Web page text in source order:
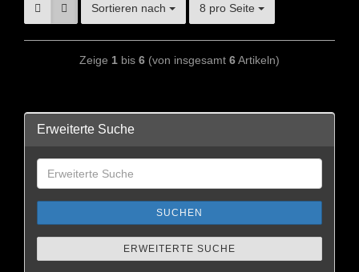
Sortieren nach 8 pro Seite
Zeige 1 bis 6 (von insgesamt 6Artikeln)
Erweiterte Suche
SUCHEN
ERWEITERTE SUCHE